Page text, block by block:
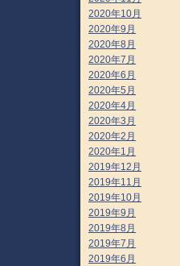
2020年10月
2020年9月
2020年8月
2020年7月
2020年6月
2020年5月
2020年4月
2020年3月
2020年2月
2020年1月
2019年12月
2019年11月
2019年10月
2019年9月
2019年8月
2019年7月
2019年6月